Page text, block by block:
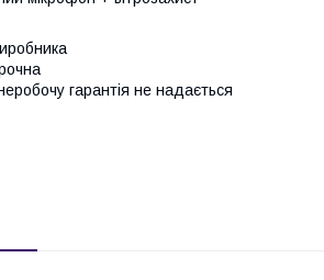
гарантія не надається